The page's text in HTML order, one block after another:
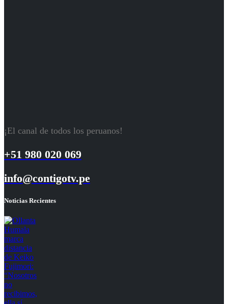
¡El canal de todos los peruanos!
+51 980 020 069
info@contigotv.pe
Noticias Recientes